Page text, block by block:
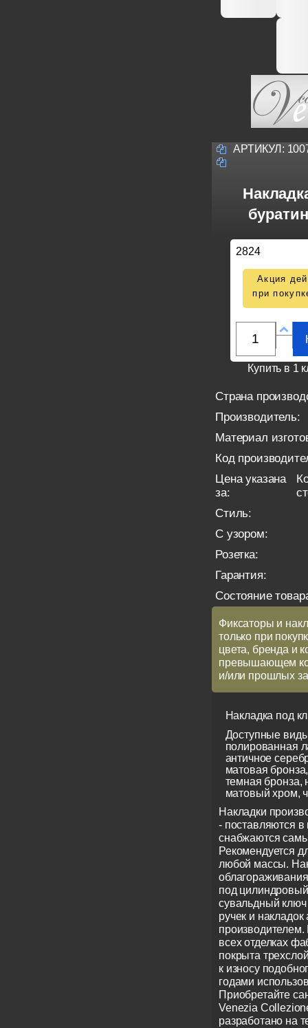
АРТИКУЛ:
2824
Акция
при
Купить в 1
Страна
Производитель:
Материал
Код
Цена указана
за:
Стиль:
С узором:
Розетка:
Гарантия:
Состояние
Фиксаторы и
только при
цвета, бренда и
превышающем
и/или прошлых
Накладка под
Доступные
полированная
античное
матовая
темная бронза,
матовый хром,
Накладки
- поставляются в
снабжаются
Рекомендуется
любой массы.
под
сувальдный
ручек и
всех отделках
покрыта
к износу
годами
Приобретайте
Venezia
разработано на